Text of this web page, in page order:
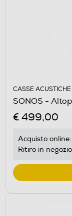
CASSE ACUSTICHE
SONOS -
€ 499,00
Acquisto online:
Ritiro in